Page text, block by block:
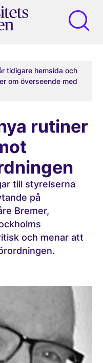
tidigare hemsida och
om överseende med
rutiner
till styrelserna
på
Bremer,
och menar att